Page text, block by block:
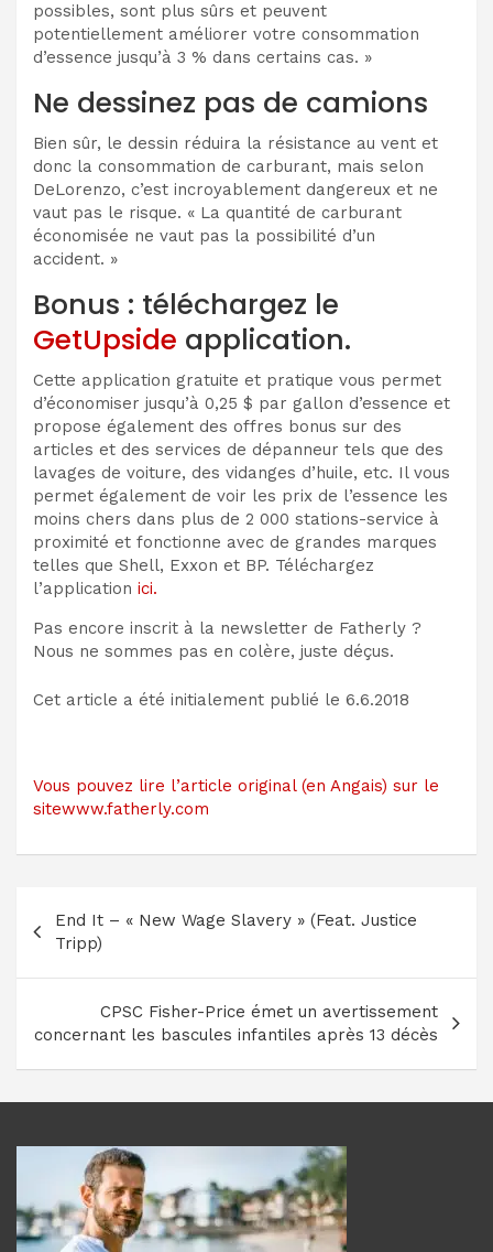
possibles, sont plus sûrs et peuvent
potentiellement améliorer votre consommation
d’essence jusqu’à 3 % dans certains cas. »
Ne dessinez pas de camions
Bien sûr, le dessin réduira la résistance au vent et
donc la consommation de carburant, mais selon
DeLorenzo, c’est incroyablement dangereux et ne
vaut pas le risque. « La quantité de carburant
économisée ne vaut pas la possibilité d’un
accident. »
Bonus : téléchargez le
GetUpside application.
Cette application gratuite et pratique vous permet
d’économiser jusqu’à 0,25 $ par gallon d’essence et
propose également des offres bonus sur des
articles et des services de dépanneur tels que des
lavages de voiture, des vidanges d’huile, etc. Il vous
permet également de voir les prix de l’essence les
moins chers dans plus de 2 000 stations-service à
proximité et fonctionne avec de grandes marques
telles que Shell, Exxon et BP. Téléchargez
l’application ici.
Pas encore inscrit à la newsletter de Fatherly ?
Nous ne sommes pas en colère, juste déçus.
Cet article a été initialement publié le 6.6.2018
Vous pouvez lire l’article original (en Angais) sur le
sitewww.fatherly.com
de
l’article
End It – « New Wage Slavery » (Feat. Justice
Tripp)
CPSC Fisher-Price émet un avertissement
concernant les bascules infantiles après 13 décès